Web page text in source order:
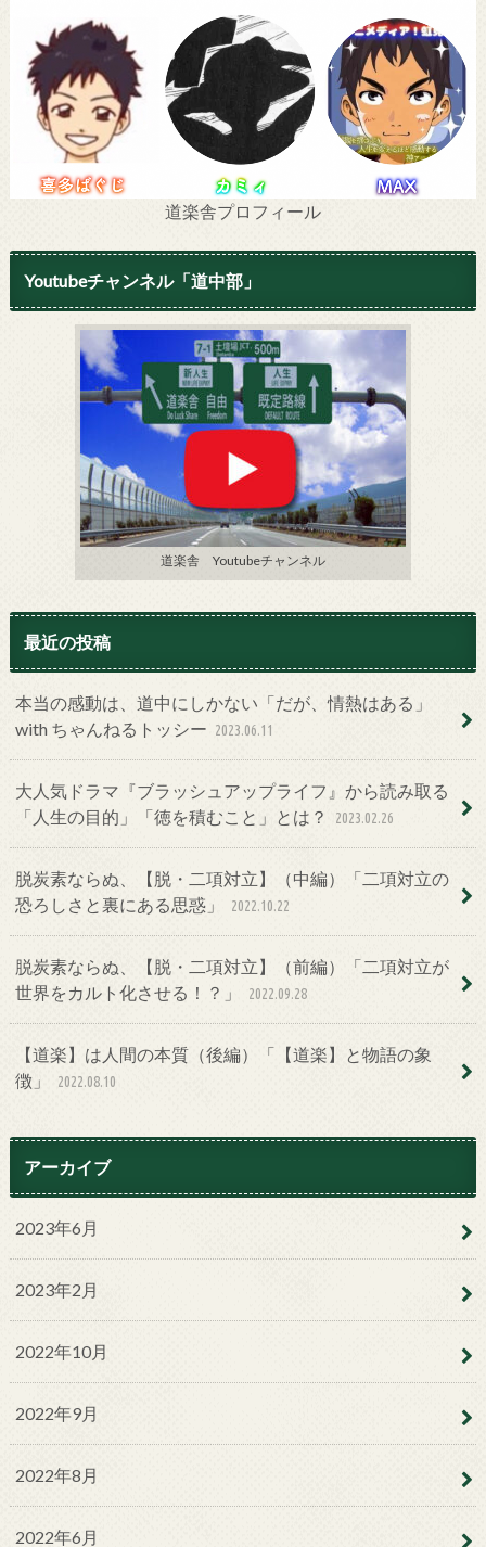
道楽舎プロフィール
Youtubeチャンネル「道中部」
道楽舎 Youtubeチャンネル
最近の投稿
本当の感動は、道中にしかない「だが、情熱はある」
with ちゃんねるトッシー 2023.06.11
大人気ドラマ『ブラッシュアップライフ』から読み取る
「人生の目的」「徳を積むこと」とは？
2023.02.26
脱炭素ならぬ、【脱・二項対立】（中編）「二項対立の
恐ろしさと裏にある思惑」
2022.10.22
脱炭素ならぬ、【脱・二項対立】（前編）「二項対立が
世界をカルト化させる！？」
2022.09.28
【道楽】は人間の本質（後編）「【道楽】と物語の象
徴」
2022.08.10
アーカイブ
2023年6月
2023年2月
2022年10月
2022年9月
2022年8月
2022年6月